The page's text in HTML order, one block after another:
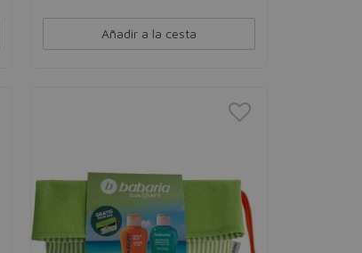
Añadir a la cesta